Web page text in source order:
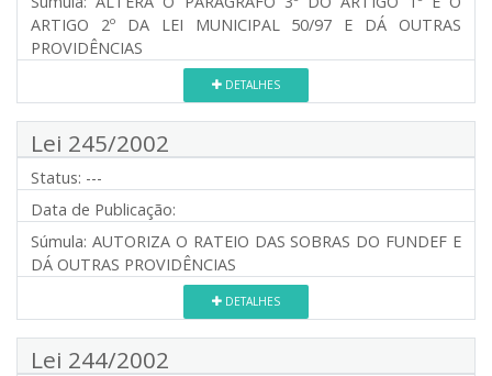
ARTIGO 2º DA LEI MUNICIPAL 50/97 E DÁ OUTRAS
PROVIDÊNCIAS
DETALHES
Lei 245/2002
Status: ---
Data de Publicação:
Súmula: AUTORIZA O RATEIO DAS SOBRAS DO FUNDEF E
DÁ OUTRAS PROVIDÊNCIAS
DETALHES
Lei 244/2002